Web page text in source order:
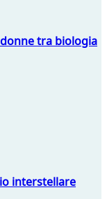
tra biologia
interstellare